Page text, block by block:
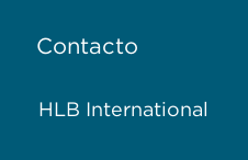
Contacto
HLB International